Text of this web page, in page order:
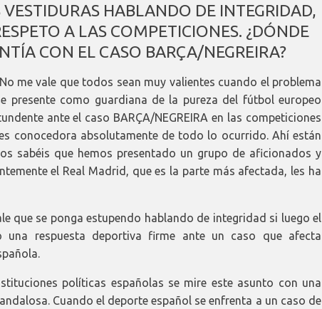
HABLANDO DE INTEGRIDAD,
A LAS COMPETICIONES. ¿DÓNDE
CON EL CASO BARÇA/NEGREIRA?
me vale que todos sean muy valientes cuando el problema
presente como guardiana de la pureza del fútbol europeo
ante el caso BARÇA/NEGREIRA en las competiciones
conocedora absolutamente de todo lo ocurrido. Ahí están
sabéis que hemos presentado un grupo de aficionados y
el Real Madrid, que es la parte más afectada, les ha
que se ponga estupendo hablando de integridad si luego el
una respuesta deportiva firme ante un caso que afecta
políticas españolas se mire este asunto con una
Cuando el deporte español se enfrenta a un caso de